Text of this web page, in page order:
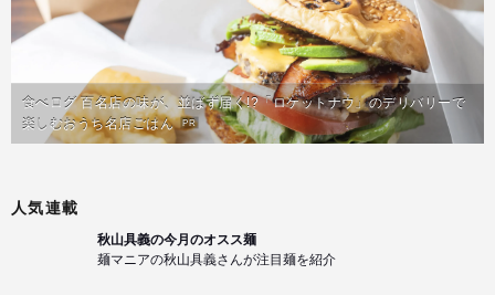
食べログ 百名店の味が、並ばず届く!?「ロケットナウ」のデリバリーで
楽しむおうち名店ごはん PR
人気連載
秋山具義の今月のオスス麺
麺マニアの秋山具義さんが注目麺を紹介